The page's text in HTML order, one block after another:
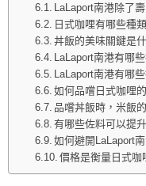
LaLaport南港除了
日式咖哩有哪些種
丼飯的美味關鍵是
LaLaport南港有哪
LaLaport南港有哪
如何品嚐日式咖哩
品嚐丼飯時，米飯
有哪些佐料可以提
如何避開LaLaport
價格是衡量日式咖